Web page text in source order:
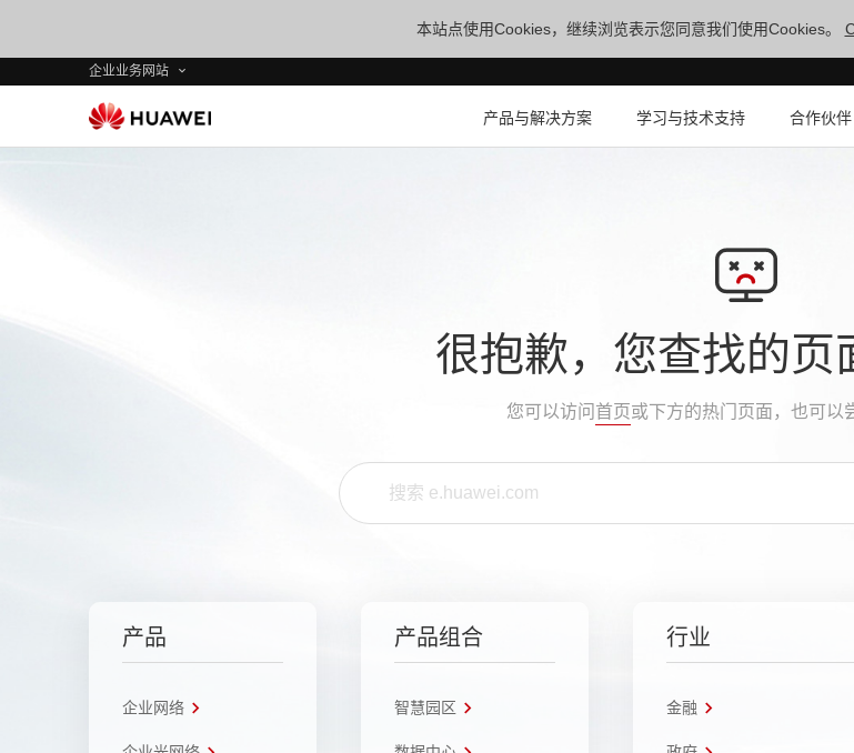
本站点使用Cookies，继续浏览表示您同意我们使用Cookies。
企业业务网站
产品与解决方案 学习与技术支持 合作伙伴
很抱歉，您查找的页
您可以访问 首页或下方的热门页面，也可以
产品
企业网络
产品组合
智慧园区
行业
金融